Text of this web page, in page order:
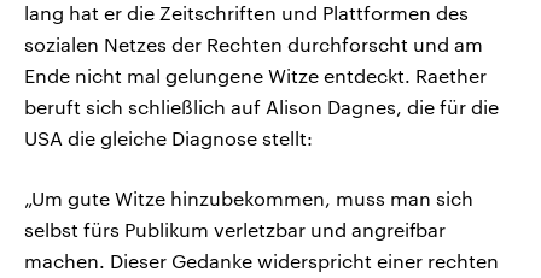
lang hat er die Zeitschriften und Plattformen des
sozialen Netzes der Rechten durchforscht und am
Ende nicht mal gelungene Witze entdeckt. Raether
beruft sich schließlich auf Alison Dagnes, die für die
USA die gleiche Diagnose stellt:
„Um gute Witze hinzubekommen, muss man sich
selbst fürs Publikum verletzbar und angreifbar
machen. Dieser Gedanke widerspricht einer rechten